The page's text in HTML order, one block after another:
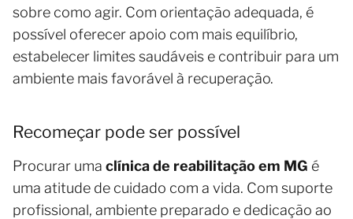
sobre como agir. Com orientação adequada, é
possível oferecer apoio com mais equilíbrio,
estabelecer limites saudáveis e contribuir para um
ambiente mais favorável à recuperação.
Recomeçar pode ser possível
Procurar uma clínica de reabilitação em MG é
uma atitude de cuidado com a vida. Com suporte
profissional, ambiente preparado e dedicação ao